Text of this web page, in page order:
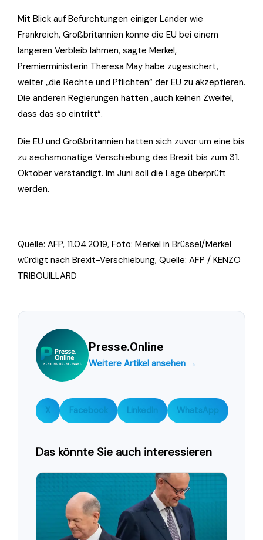
Mit Blick auf Befürchtungen einiger Länder wie
Frankreich, Großbritannien könne die EU bei einem
längeren Verbleib lähmen, sagte Merkel,
Premierministerin Theresa May habe zugesichert,
weiter „die Rechte und Pflichten“ der EU zu akzeptieren.
Die anderen Regierungen hätten „auch keinen Zweifel,
dass das so eintritt“.
Die EU und Großbritannien hatten sich zuvor um eine bis
zu sechsmonatige Verschiebung des Brexit bis zum 31.
Oktober verständigt. Im Juni soll die Lage überprüft
werden.
Quelle: AFP, 11.04.2019, Foto: Merkel in Brüssel/Merkel
würdigt nach Brexit-Verschiebung, Quelle: AFP / KENZO
TRIBOUILLARD
Presse.Online
Weitere Artikel ansehen →
X Facebook LinkedIn WhatsApp
Das könnte Sie auch interessieren